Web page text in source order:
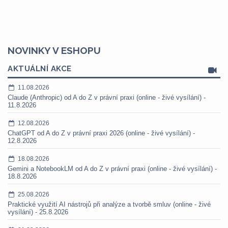
NOVINKY V ESHOPU
AKTUÁLNÍ AKCE
11.08.2026
Claude (Anthropic) od A do Z v právní praxi (online - živé vysílání) -
11.8.2026
12.08.2026
ChatGPT od A do Z v právní praxi 2026 (online - živé vysílání) -
12.8.2026
18.08.2026
Gemini a NotebookLM od A do Z v právní praxi (online - živé vysílání) -
18.8.2026
25.08.2026
Praktické využití AI nástrojů při analýze a tvorbě smluv (online - živé
vysílání) - 25.8.2026